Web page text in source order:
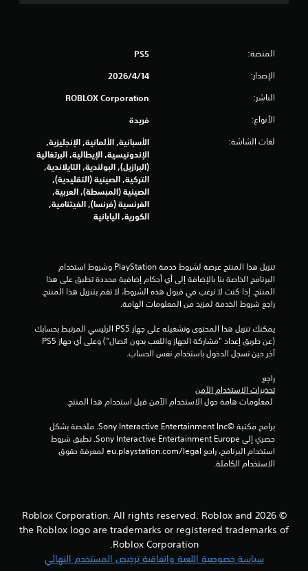
المنصة: PS5
الإصدار: 14‏/4‏/2026
الناشر: ROBLOX Corporation
الأنواع: فريدة
لغات الشاشة:
الأسبانية, الألمانية, الإنجليزية,
الإندونيسية, الإيطالية, البرتغالية
(البرازيل), البولندية, التايلاندية,
التركية, الصينية (التقليدية),
الصينية (المبسطة), العربية,
الفرنسية (فرنسا), الفيتنامية,
الكورية, اليابانية
راجع شروط الخدمة لمزيد من المعلومات الهامة.
آخر حين تسجل الدخول باستخدام نفس الحساب.
راجع
تحذيرات الاستخدام الآمن
الاستخدام الكاملة.
© 2026 Roblox Corporation. All rights reserved. Roblox and
the Roblox logo are trademarks or registered trademarks of
Roblox Corporation.
سياسة خصوصية اللعبة واتفاقية ترخيص المستخدم النهائي